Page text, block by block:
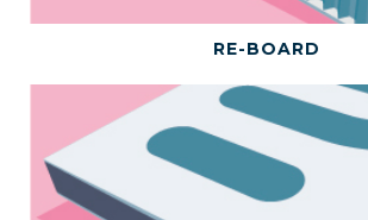
BEKIJK DIT PRODUCT
RE-BOARD